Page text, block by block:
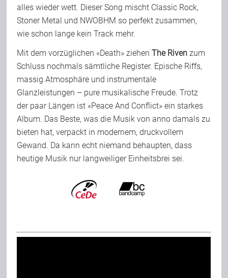
alles wieder wett. Dieser Song mischt Classic Rock,
Stoner Metal und NWOBHM so perfekt zusammen,
wie schon lange kein Track mehr.
Mit dem vorzüglichen «Death» ziehenThe Riven zum
Schluss nochmals sämtliche Register. Epische Riffs,
massig Atmosphäre und instrumentale
Glanzleistungen – pure musikalische Freude. Trotz
der paar Längen ist «Peace And Conflict» ein starkes
Album. Das Beste, was die Musik von anno damals zu
bieten hat, verpackt in modernem, druckvollem
Gewand. Da kann echt niemand behaupten, dass
heutige Musik nur langweiliger Einheitsbrei sei.